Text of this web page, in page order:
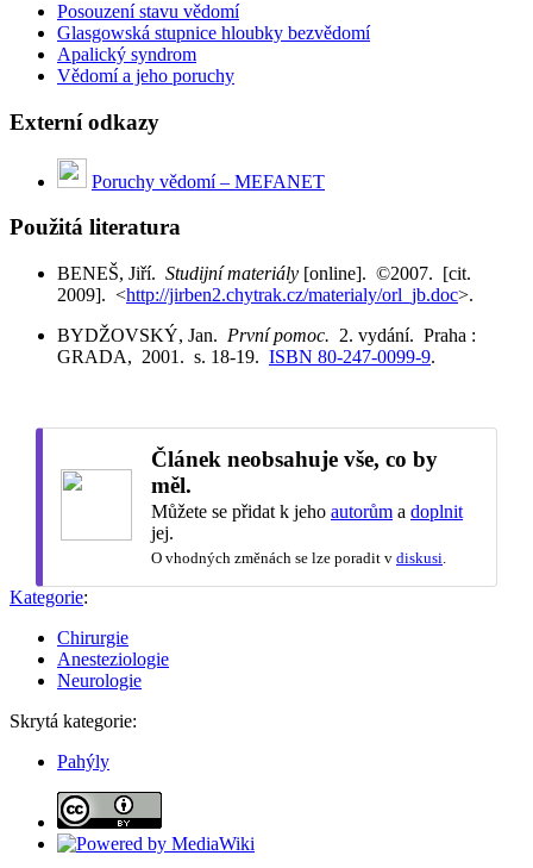
Posouzení stavu vědomí
Glasgowská stupnice hloubky bezvědomí
Apalický syndrom
Vědomí a jeho poruchy
Externí odkazy
Poruchy vědomí – MEFANET
Použitá literatura
BENEŠ, Jiří. Studijní materiály [online]. ©2007. [cit.
2009]. <http://jirben2.chytrak.cz/materialy/orl_jb.doc>.
BYDŽOVSKÝ, Jan. První pomoc. 2. vydání. Praha :
GRADA, 2001. s. 18-19. ISBN 80-247-0099-9.
Článek neobsahuje vše, co by
měl.
Můžete se přidat k jeho autorům a doplnit
jej.
O vhodných změnách se lze poradit v diskusi
Kategorie:
Chirurgie
Anesteziologie
Neurologie
Skrytá kategorie:
Pahýly